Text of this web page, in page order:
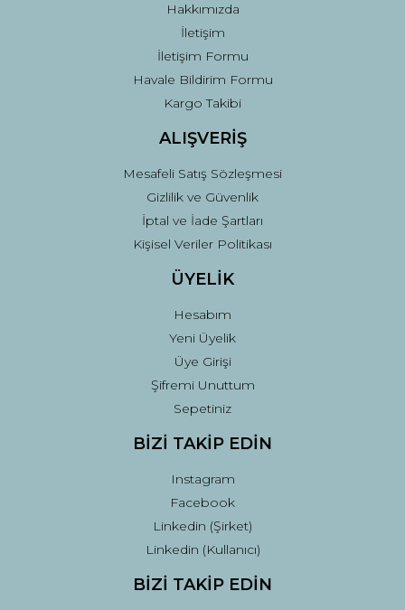
Hakkımızda
İletişim
İletişim Formu
Havale Bildirim Formu
Kargo Takibi
ALIŞVERİŞ
Mesafeli Satış Sözleşmesi
Gizlilik ve Güvenlik
İptal ve İade Şartları
Kişisel Veriler Politikası
ÜYELİK
Hesabım
Yeni Üyelik
Üye Girişi
Şifremi Unuttum
Sepetiniz
BİZİ TAKİP EDİN
Instagram
Facebook
Linkedin (Şirket)
Linkedin (Kullanıcı)
BİZİ TAKİP EDİN